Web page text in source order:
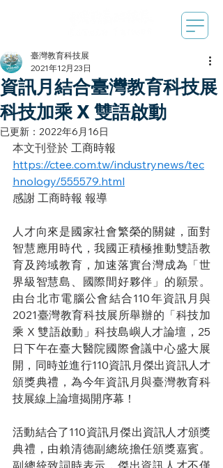
資訊月結合臺灣教育科技展
科技加乘 X 雙語啟動
臺灣教育科技展
2021年12月23日
已更新： 2022年6月16日
本文刊登於 工商時報
https://ctee.com.tw/industrynews/tec
hnology/555579.html
感謝 工商時報 報導
人才向來是國家社會繁榮的關鍵，面對
智慧應用時代，我國正積極推動雙語教
育及跨域教育，加速落實台灣成為「世
界級智慧島、國際間好夥伴」的願景。
由台北市電腦公會結合110年資訊月與
2021臺灣教育科技展所舉辦的「科技加
乘 X 雙語啟動」科技島嶼人才論壇，25
日下午在臺大醫院國際會議中心盛大展
開，同時並進行110資訊月傑出資訊人才
頒獎典禮，為今年資訊月與臺灣教育科
技展線上論壇揭開序幕！
活動結合了110資訊月傑出資訊人才頒獎
典禮，由賴清德副總統擔任頒獎嘉賓。
副總統致詞時表示，傑出資訊人才不僅